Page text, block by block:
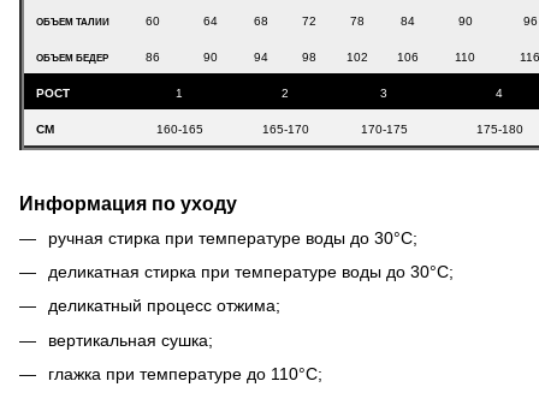
ОБЪЕМ ТАЛИИ 60 64 68 72 78 84 90 96
ОБЪЕМ БЕДЕР 86 90 94 98 102 106 110 116
РОСТ 1 2 3 4
СМ 160-165 165-170 170-175 175-180
Информация по уходу
ручная стирка при температуре воды до 30°С;
деликатная стирка при температуре воды до 30°С;
деликатный процесс отжима;
вертикальная сушка;
глажка при температуре до 110°С;